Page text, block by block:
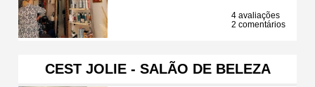
4 avaliações
2 comentários
CEST JOLIE - SALÃO DE BELEZA